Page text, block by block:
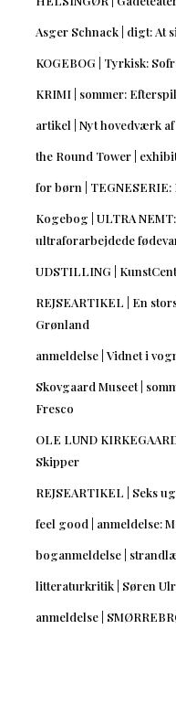
Asger Schnack | digt: At
KOGEBOG | Tyrkisk:
KRIMI | sommer:
artikel | Nyt hovedværk
the Round Tower |
for børn |
Kogebog | ULTRA
ultraforarbejdede
UDSTILLING |
REJSEARTIKEL | En
Grønland
anmeldelse | Vidnet i
Skovgaard Museet |
Fresco
OLE LUND
Skipper
REJSEARTIKEL | Seks
feel good | anmeldelse:
boganmeldelse |
litteraturkritik | Søren
anmeldelse |